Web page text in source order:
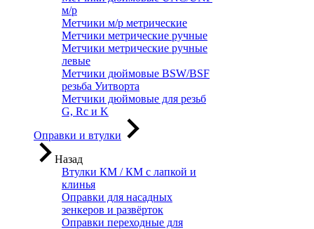
м/р
Метчики м/р метрические
Метчики метрические ручные
Метчики метрические ручные
левые
Метчики дюймовые BSW/BSF
резьба Уитворта
Метчики дюймовые для резьб
G, Rc и K
Оправки и втулки
Назад
Втулки КМ / КМ с лапкой и
клинья
Оправки для насадных
зенкеров и развёрток
Оправки переходные для